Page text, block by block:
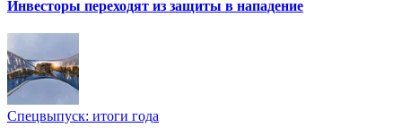
Инвесторы переходят из защиты в нападение
Спецвыпуск: итоги года